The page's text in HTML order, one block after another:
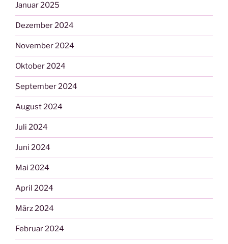
Januar 2025
Dezember 2024
November 2024
Oktober 2024
September 2024
August 2024
Juli 2024
Juni 2024
Mai 2024
April 2024
März 2024
Februar 2024